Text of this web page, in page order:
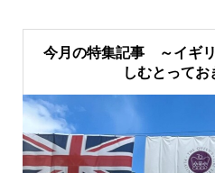
今月の特集記事 ～イギ
しむとってお